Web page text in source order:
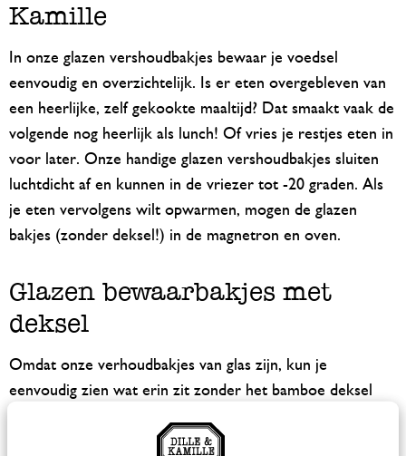
Kamille
In onze glazen vershoudbakjes bewaar je voedsel
eenvoudig en overzichtelijk. Is er eten overgebleven van
een heerlijke, zelf gekookte maaltijd? Dat smaakt vaak de
volgende nog heerlijk als lunch! Of vries je restjes eten in
voor later. Onze handige glazen vershoudbakjes sluiten
luchtdicht af en kunnen in de vriezer tot -20 graden. Als
je eten vervolgens wilt opwarmen, mogen de glazen
bakjes (zonder deksel!) in de magnetron en oven.
Glazen bewaarbakjes met
deksel
Omdat onze verhoudbakjes van glas zijn, kun je
eenvoudig zien wat erin zit zonder het bamboe deksel
elkaar hebt staan, hoef je ze niet uit de koelkast of